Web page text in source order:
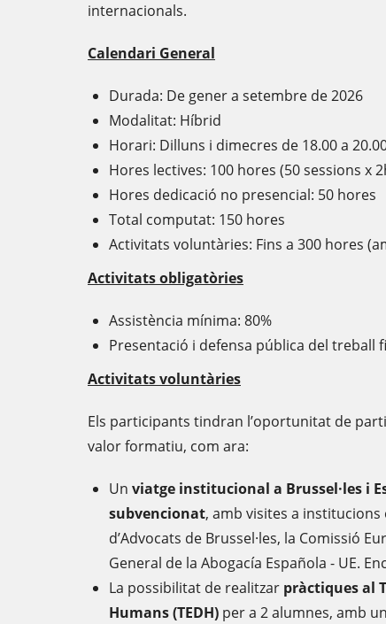
internacionals.
Calendari General
Durada: De gener a setembre de 2026
Modalitat: Híbrid
Horari: Dilluns i dimecres de 18.00 a
Hores lectives: 100 hores (50 sessions x
Hores dedicació no presencial: 50 hores
Total computat: 150 hores
Activitats voluntàries: Fins a 300 hores
Activitats obligatòries
Assistència mínima: 80%
Presentació i defensa pública del treball
Activitats voluntàries
Els participants tindran l’oportunitat de
valor formatiu, com ara:
Un viatge institucional a Brussel·les i
subvencionat, amb visites a institucions
d’Advocats de Brussel·les, la Comissió
General de la Abogacía Española - UE.
La possibilitat de realitzar pràctiques al
Humans (TEDH) per a 2 alumnes, amb